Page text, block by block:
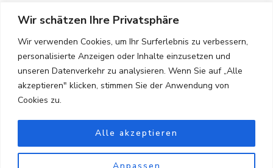
Wir schätzen Ihre Privatsphäre
Wir verwenden Cookies, um Ihr Surferlebnis zu verbessern,
personalisierte Anzeigen oder Inhalte einzusetzen und
unseren Datenverkehr zu analysieren. Wenn Sie auf „Alle
akzeptieren" klicken, stimmen Sie der Anwendung von
Cookies zu.
Anpassen
Alle akzeptieren
Datenschutz
Datenschutzerklärung
Privacy Policy